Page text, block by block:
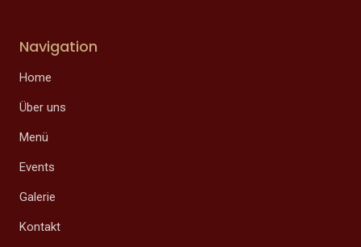
Navigation
Home
Über uns
Menü
Events
Galerie
Kontakt